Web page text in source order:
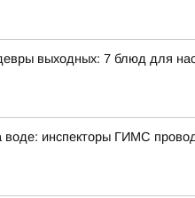
выходных: 7 блюд для
воде: инспекторы ГИМС